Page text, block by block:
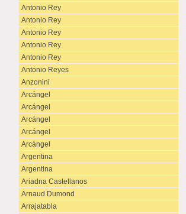
Antonio Rey
Antonio Rey
Antonio Rey
Antonio Rey
Antonio Rey
Antonio Reyes
Anzonini
Arcángel
Arcángel
Arcángel
Arcángel
Arcángel
Argentina
Argentina
Ariadna Castellanos
Arnaud Dumond
Arrajatabla